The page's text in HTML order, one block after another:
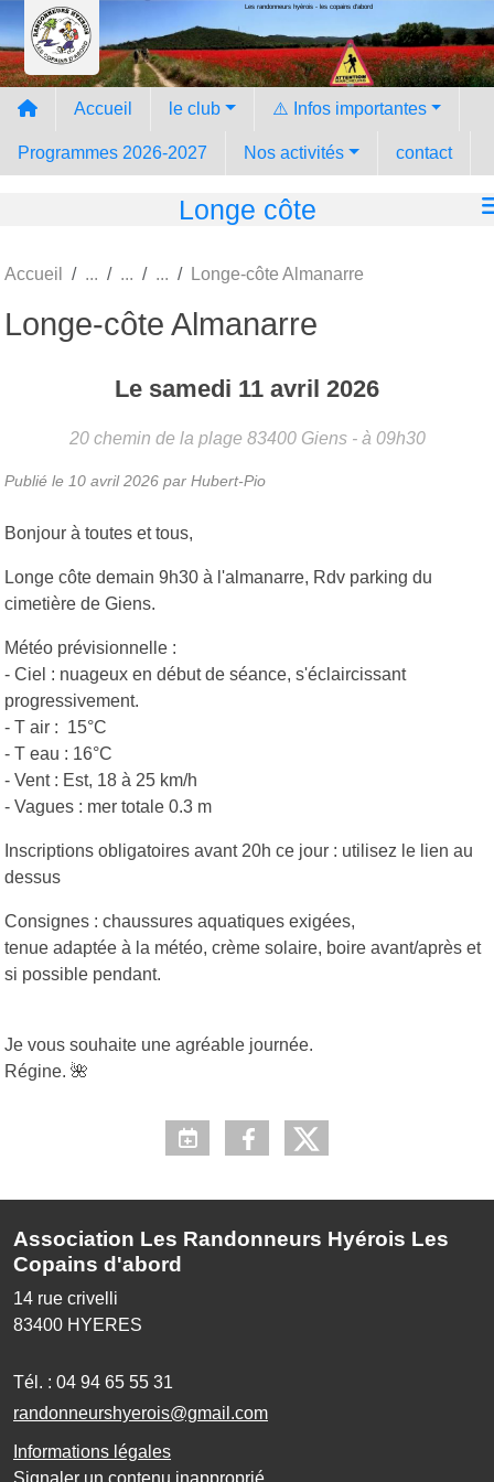
Les randonneurs hyèrois - les copains d'abord
Accueil le club ⚠️ Infos importantes
Programmes 2026-2027 Nos activités contact
Longe côte
Accueil Longe-côte Almanarre
Longe-côte Almanarre
Le samedi 11 avril 2026
20 chemin de la plage 83400 Giens - à 09h30
Publié le 10 avril 2026 par Hubert-Pio
Bonjour à toutes et tous,
Longe côte demain 9h30 à l'almanarre, Rdv parking du
cimetière de Giens.
Météo prévisionnelle :
- Ciel : nuageux en début de séance, s'éclaircissant
progressivement.
- T air : 15°C
- T eau : 16°C
- Vent : Est, 18 à 25 km/h
- Vagues : mer totale 0.3 m
Inscriptions obligatoires avant 20h ce jour : utilisez le lien au
dessus
Consignes : chaussures aquatiques exigées,
tenue adaptée à la météo, crème solaire, boire avant/après et
si possible pendant.
Je vous souhaite une agréable journée.
Régine. 🌺
Association Les Randonneurs Hyérois Les
Copains d'abord
14 rue crivelli
83400 HYERES
Tél. : 04 94 65 55 31
randonneurshyerois@gmail.com
Informations légales
Signaler un contenu inapproprié
Panneau de gestion des cookies